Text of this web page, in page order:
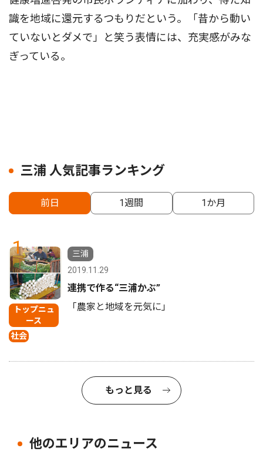
識を地域に還元するつもりだという。「昔から動い
ていないとダメで」と笑う表情には、充実感がみな
ぎっている。
三浦 人気記事ランキング
前日 1週間 1か月
1
トップニュ
ース
社会
三浦
2019.11.29
連携で作る“三浦かぶ”
「農家と地域を元気に」
もっと見る
他のエリアのニュース